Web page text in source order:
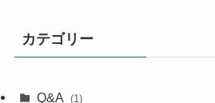
カテゴリー
Q&A (1)